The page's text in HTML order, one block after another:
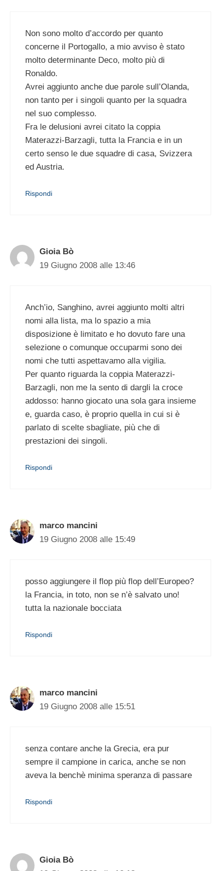
Non sono molto d’accordo per quanto
concerne il Portogallo, a mio avviso è stato
molto determinante Deco, molto più di
Ronaldo.
Avrei aggiunto anche due parole sull’Olanda,
non tanto per i singoli quanto per la squadra
nel suo complesso.
Fra le delusioni avrei citato la coppia
Materazzi-Barzagli, tutta la Francia e in un
certo senso le due squadre di casa, Svizzera
ed Austria.
Rispondi
Gioia Bò
19 Giugno 2008 alle 13:46
Anch’io, Sanghino, avrei aggiunto molti altri
nomi alla lista, ma lo spazio a mia
disposizione è limitato e ho dovuto fare una
selezione o comunque occuparmi sono dei
nomi che tutti aspettavamo alla vigilia.
Per quanto riguarda la coppia Materazzi-
Barzagli, non me la sento di dargli la croce
addosso: hanno giocato una sola gara insieme
e, guarda caso, è proprio quella in cui si è
parlato di scelte sbagliate, più che di
prestazioni dei singoli.
Rispondi
marco mancini
19 Giugno 2008 alle 15:49
posso aggiungere il flop più flop dell’Europeo?
la Francia, in toto, non se n’è salvato uno!
tutta la nazionale bocciata
Rispondi
marco mancini
19 Giugno 2008 alle 15:51
senza contare anche la Grecia, era pur
sempre il campione in carica, anche se non
aveva la benchè minima speranza di passare
Rispondi
Gioia Bò